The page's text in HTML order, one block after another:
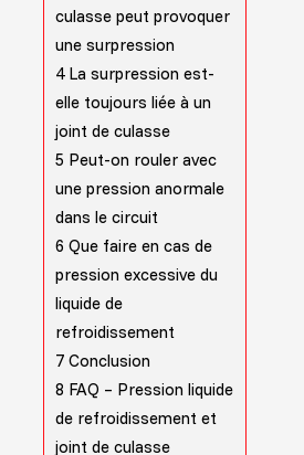
culasse peut provoquer
une surpression
4La surpression est-
elle toujours liée à un
joint de culasse
5 Peut-on rouler avec
une pression anormale
dans le circuit
6 Que faire en cas de
pression excessive du
liquide de
refroidissement
7 Conclusion
8 FAQ – Pression liquide
de refroidissement et
joint de culasse